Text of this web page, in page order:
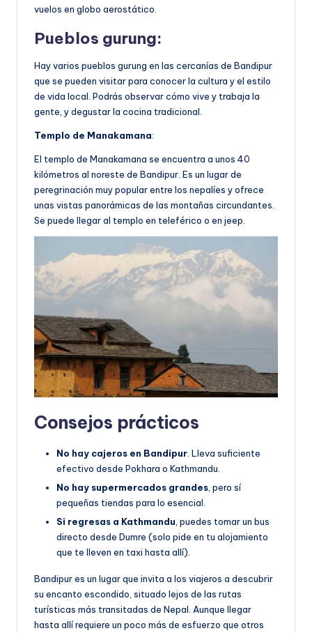
vuelos en globo aerostático.
Pueblos gurung:
Hay varios pueblos gurung en las cercanías de Bandipur
que se pueden visitar para conocer la cultura y el estilo
de vida local. Podrás observar cómo vive y trabaja la
gente, y degustar la cocina tradicional.
Templo de Manakamana:
El templo de Manakamana se encuentra a unos 40
kilómetros al noreste de Bandipur. Es un lugar de
peregrinación muy popular entre los nepalíes y ofrece
unas vistas panorámicas de las montañas circundantes.
Se puede llegar al templo en teleférico o en jeep.
Consejos prácticos
No hay cajeros en Bandipur . Lleva suficiente
efectivo desde Pokhara o Kathmandu.
No hay supermercados grandes , pero sí
pequeñas tiendas para lo esencial.
Si regresas a Kathmandu , puedes tomar un bus
directo desde Dumre (solo pide en tu alojamiento
que te lleven en taxi hasta allí).
Bandipur es un lugar que invita a los viajeros a descubrir
su encanto escondido, situado lejos de las rutas
turísticas más transitadas de Nepal. Aunque llegar
hasta allí requiere un poco más de esfuerzo que otros